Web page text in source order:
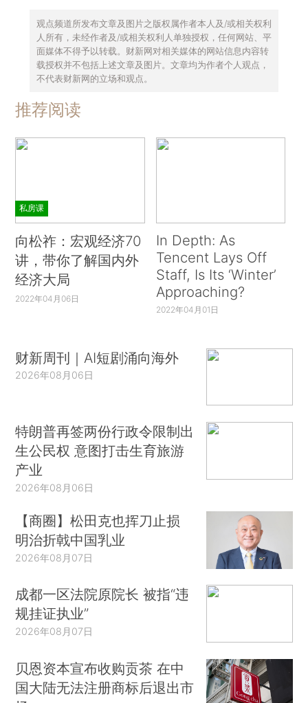
观点频道所发布文章及图片之版权属作者本人及/或相关权利
人所有，未经作者及/或相关权利人单独授权，任何网站、平
面媒体不得予以转载。财新网对相关媒体的网站信息内容转
载授权并不包括上述文章及图片。文章均为作者个人观点，
不代表财新网的立场和观点。
推荐阅读
私房课
向松祚：宏观经济70
讲，带你了解国内外
经济大局
2022年04月06日
In Depth: As
Tencent Lays Off
Staff, Is Its ‘Winter’
Approaching?
2022年04月01日
财新周刊｜AI短剧涌向海外
2026年08月06日
特朗普再签两份行政令限制出
生公民权 意图打击生育旅游
产业
2026年08月06日
【商圈】松田克也挥刀止损
明治折戟中国乳业
2026年08月07日
成都一区法院原院长 被指“违
规挂证执业”
2026年08月07日
贝恩资本宣布收购贡茶 在中
国大陆无法注册商标后退出市